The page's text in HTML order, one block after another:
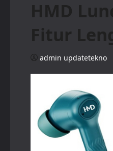
HMD
Fitur
admin updatetekno